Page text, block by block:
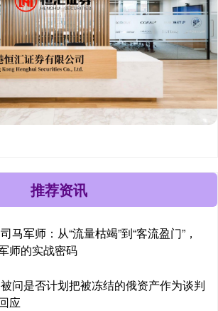
推荐资讯
马军师：从“流量枯竭”到“客流盈门”，
师的实战密码
问是否计划把被冻结的俄资产作为谈判
应